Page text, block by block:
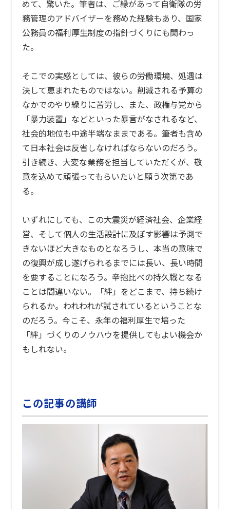
めて、驚いた。筆者は、ご縁があって自衛隊の労
務管理のアドバイザーを務めた経験もあり、国家
公務員の福利厚生制度の指針づくりにも関わっ
た。
そこでの実感としては、彼らの労働環境、処遇は
決して恵まれたものではない。削減される予算の
なかでのやり繰りに苦労し、また、政権与党から
「暴力装置」などといった暴言がなされるなど、
社会的地位も中途半端なままである。筆者も含め
て日本社会は反省しなければならないのだろう。
引き続き、大変な業務を担当していただくが、敬
意を込めて頑張ってもらいたいと願う次第であ
る。
いずれにしても、この大震災が経済社会、企業経
営、そして個人の生活設計に及ぼす影響は予測で
きないほど大きなものとなろうし、本当の意味で
の復興が成し遂げられるまでには長い、長い時間
を要することになろう。辛抱比べの持久戦となる
ことは間違いない。「絆」をどこまで、持ち続け
られるか。われわれが試されているということな
のだろう。今こそ、永年の福利厚生で培った
「絆」づくりのノウハウを提供してもよい機会か
もしれない。
この記事の講師